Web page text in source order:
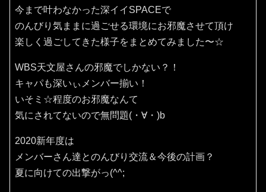
今まで叶わなかった深イイSPACEで
のんびり気ままに過ごせる環境にお邪魔させて頂け
楽しく過ごしてきた様子をまとめてみました〜☆
WBS天文屋さんの邪魔でしかない？！
キャパも深いぃメンバー揃い！
いそミ☆程度のお邪魔なんて
気にされてないので無問題(・∀・)b
2020新年度は
メンバーさん達とのんびり交流＆今後の計画？
夏に向けての出撃がっ(^^;